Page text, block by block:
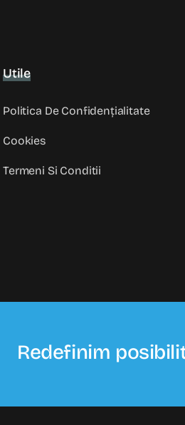
Utile
Politica De Confidențialitate
Cookies
Termeni Si Conditii
Redefinim